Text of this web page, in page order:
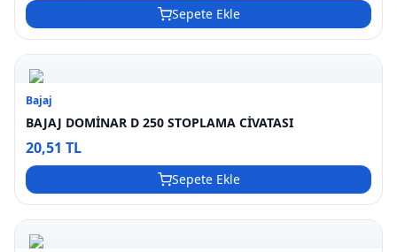
Sepete Ekle
Bajaj
BAJAJ DOMİNAR D 250 STOPLAMA CİVATASI
20,51 TL
Sepete Ekle